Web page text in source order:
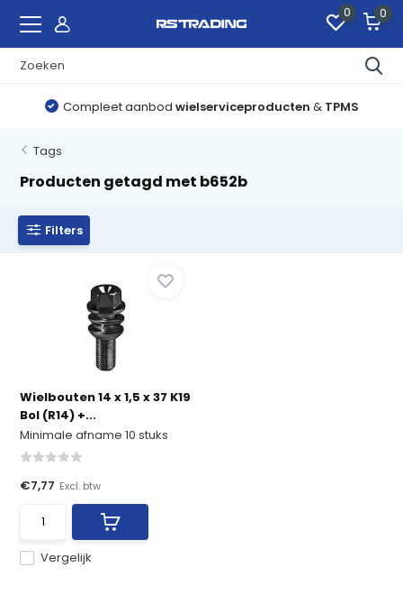
0 0
Compleet aanbod wielserviceproducten & TPMS
Tags
Producten getagd met b652b
Filters
Wielbouten 14 x 1,5 x 37 K19
Bol (R14) +...
Minimale afname 10 stuks
Vergelijk
€7,77 Excl. btw